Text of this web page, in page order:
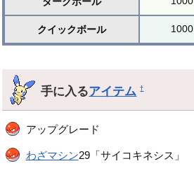
クイックボール 1000
手に入るアイテム †
アップグレード
わざマシン29「サイコキネシス」